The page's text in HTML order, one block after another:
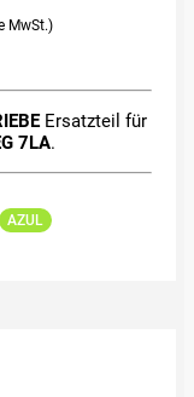
Ersatzteil für
7LA.
AZUL